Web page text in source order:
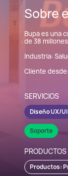
Sobre
Bupa es una
de 38
Industria:
Cliente
SERVICIOS
Diseño UX/UI
Soporte
PRODUCTOS
Productos: